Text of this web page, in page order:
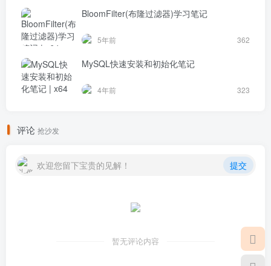
BloomFilter(布隆过滤器)学习笔记
5年前 362
MySQL快速安装和初始化笔记
4年前 323
评论 抢沙发
欢迎您留下宝贵的见解！ 提交
暂无评论内容